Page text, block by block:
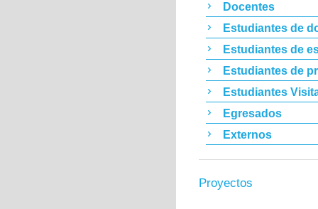
Docentes
Estudiantes de
Estudiantes de
Estudiantes de
Estudiantes
Egresados
Externos
Proyectos